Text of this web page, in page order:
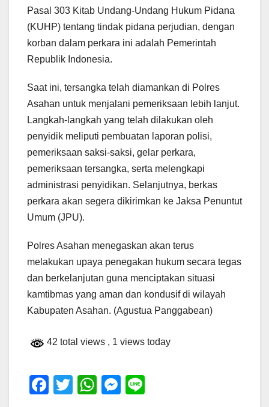
Pasal 303 Kitab Undang-Undang Hukum Pidana
(KUHP) tentang tindak pidana perjudian, dengan
korban dalam perkara ini adalah Pemerintah
Republik Indonesia.
Saat ini, tersangka telah diamankan di Polres
Asahan untuk menjalani pemeriksaan lebih lanjut.
Langkah-langkah yang telah dilakukan oleh
penyidik meliputi pembuatan laporan polisi,
pemeriksaan saksi-saksi, gelar perkara,
pemeriksaan tersangka, serta melengkapi
administrasi penyidikan. Selanjutnya, berkas
perkara akan segera dikirimkan ke Jaksa Penuntut
Umum (JPU).
Polres Asahan menegaskan akan terus
melakukan upaya penegakan hukum secara tegas
dan berkelanjutan guna menciptakan situasi
kamtibmas yang aman dan kondusif di wilayah
Kabupaten Asahan. (Agustua Panggabean)
42 total views , 1 views today
F
T
W
M